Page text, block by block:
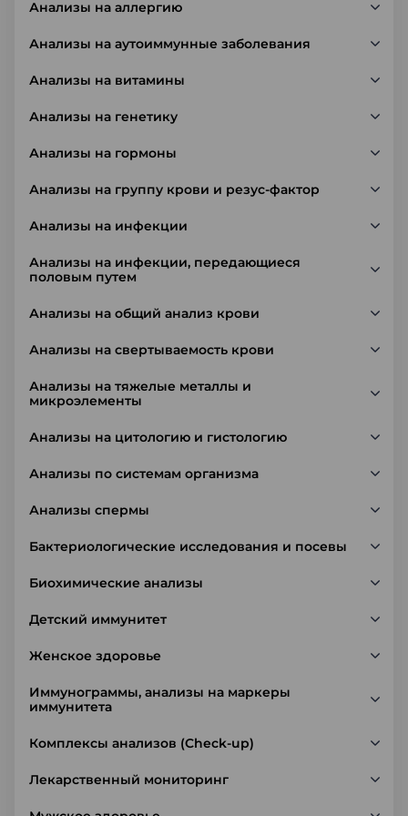
Анализы на аллергию
Анализы на аутоиммунные заболевания
Анализы на витамины
Анализы на генетику
Анализы на гормоны
Анализы на группу крови и резус-фактор
Анализы на инфекции
Анализы на инфекции, передающиеся
половым путем
Анализы на общий анализ крови
Анализы на свертываемость крови
Анализы на тяжелые металлы и
микроэлементы
Анализы на цитологию и гистологию
Анализы по системам организма
Анализы спермы
Бактериологические исследования и посевы
Биохимические анализы
Детский иммунитет
Женское здоровье
Иммунограммы, анализы на маркеры
иммунитета
Комплексы анализов (Check-up)
Лекарственный мониторинг